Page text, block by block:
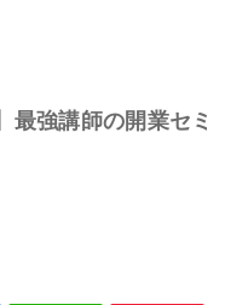
はこちら